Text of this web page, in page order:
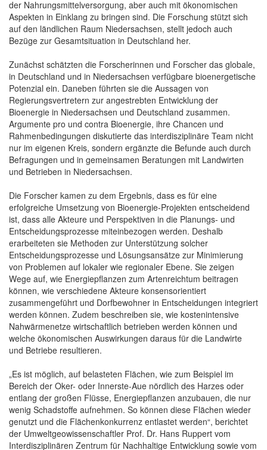
der Nahrungsmittelversorgung, aber auch mit ökonomischen
Aspekten in Einklang zu bringen sind. Die Forschung stützt sich
auf den ländlichen Raum Niedersachsen, stellt jedoch auch
Bezüge zur Gesamtsituation in Deutschland her.
Zunächst schätzten die Forscherinnen und Forscher das globale,
in Deutschland und in Niedersachsen verfügbare bioenergetische
Potenzial ein. Daneben führten sie die Aussagen von
Regierungsvertretern zur angestrebten Entwicklung der
Bioenergie in Niedersachsen und Deutschland zusammen.
Argumente pro und contra Bioenergie, ihre Chancen und
Rahmenbedingungen diskutierte das interdisziplinäre Team nicht
nur im eigenen Kreis, sondern ergänzte die Befunde auch durch
Befragungen und in gemeinsamen Beratungen mit Landwirten
und Betrieben in Niedersachsen.
Die Forscher kamen zu dem Ergebnis, dass es für eine
erfolgreiche Umsetzung von Bioenergie-Projekten entscheidend
ist, dass alle Akteure und Perspektiven in die Planungs- und
Entscheidungsprozesse miteinbezogen werden. Deshalb
erarbeiteten sie Methoden zur Unterstützung solcher
Entscheidungsprozesse und Lösungsansätze zur Minimierung
von Problemen auf lokaler wie regionaler Ebene. Sie zeigen
Wege auf, wie Energiepflanzen zum Artenreichtum beitragen
können, wie verschiedene Akteure konsensorientiert
zusammengeführt und Dorfbewohner in Entscheidungen integriert
werden können. Zudem beschreiben sie, wie kostenintensive
Nahwärmenetze wirtschaftlich betrieben werden können und
welche ökonomischen Auswirkungen daraus für die Landwirte
und Betriebe resultieren.
„Es ist möglich, auf belasteten Flächen, wie zum Beispiel im
Bereich der Oker- oder Innerste-Aue nördlich des Harzes oder
entlang der großen Flüsse, Energiepflanzen anzubauen, die nur
wenig Schadstoffe aufnehmen. So können diese Flächen wieder
genutzt und die Flächenkonkurrenz entlastet werden“, berichtet
der Umweltgeowissenschaftler Prof. Dr. Hans Ruppert vom
Interdisziplinären Zentrum für Nachhaltige Entwicklung sowie vom